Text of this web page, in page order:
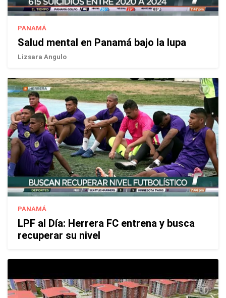
PANAMÁ
Salud mental en Panamá bajo la lupa
Lizsara Angulo
PANAMÁ
LPF al Día: Herrera FC entrena y busca
recuperar su nivel